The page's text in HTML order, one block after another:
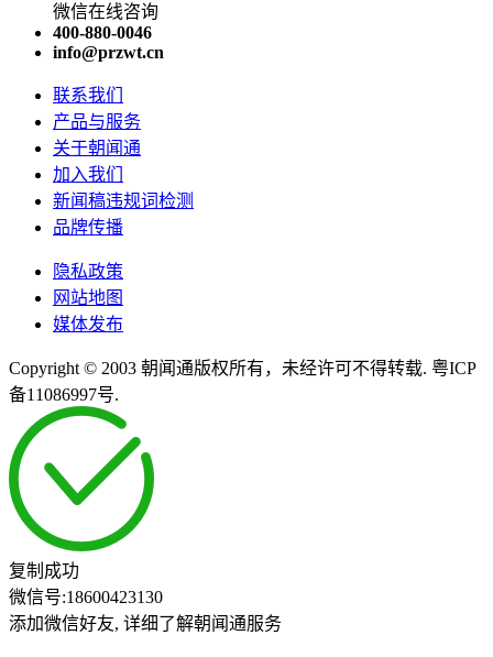
微信在线咨询
400-880-0046
info@przwt.cn
联系我们
产品与服务
关于朝闻通
加入我们
新闻稿违规词检测
品牌传播
隐私政策
网站地图
媒体发布
Copyright © 2003 朝闻通版权所有，未经许可不得转载. 粤ICP
备11086997号.
复制成功
微信号:18600423130
添加微信好友, 详细了解朝闻通服务